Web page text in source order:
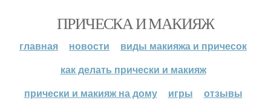
ПРИЧЕСКА И МАКИЯЖ
главная новости
виды макияжа и причесок
как делать прически и макияж
прически и макияж на дому
игры отзывы